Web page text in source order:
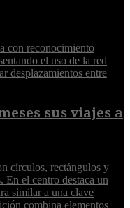
sus viajes a